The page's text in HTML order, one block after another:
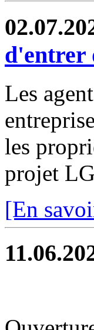
d'entrer
Les
les
projet
[En